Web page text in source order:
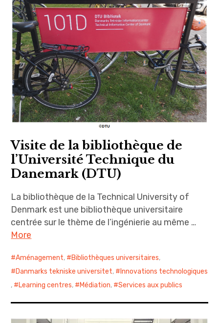
Visite de la bibliothèque de
l’Université Technique du
Danemark (DTU)
La bibliothèque de la Technical University of
Denmark est une bibliothèque universitaire
centrée sur le thème de l’ingénierie au même …
More
Aménagement, Bibliothèques universitaires,
Danmarks tekniske universitet,
Innovations technologiques
,
Learning centres, Médiation, Services aux publics